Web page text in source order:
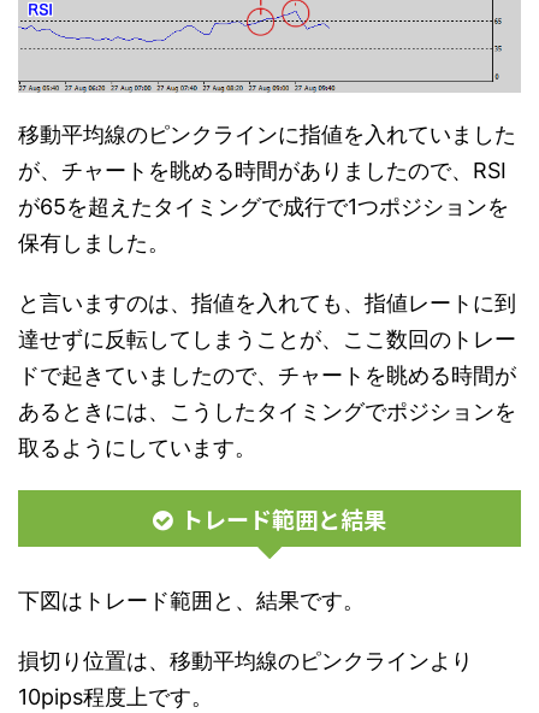
移動平均線のピンクラインに指値を入れていました
が、チャートを眺める時間がありましたので、RSI
が65を超えたタイミングで成行で1つポジションを
保有しました。
と言いますのは、指値を入れても、指値レートに到
達せずに反転してしまうことが、ここ数回のトレー
ドで起きていましたので、チャートを眺める時間が
あるときには、こうしたタイミングでポジションを
取るようにしています。
トレード範囲と結果
下図はトレード範囲と、結果です。
損切り位置は、移動平均線のピンクラインより
10pips程度上です。